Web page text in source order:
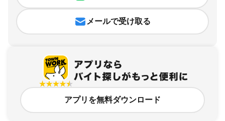
メールで受け取る
アプリを無料ダウンロード